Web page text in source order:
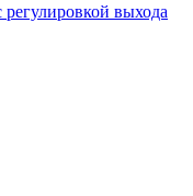
выхода